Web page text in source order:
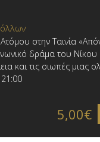
στην Ταινία
δράμα του Νίκου
και τις σιωπές μιας
21:00
5,00€